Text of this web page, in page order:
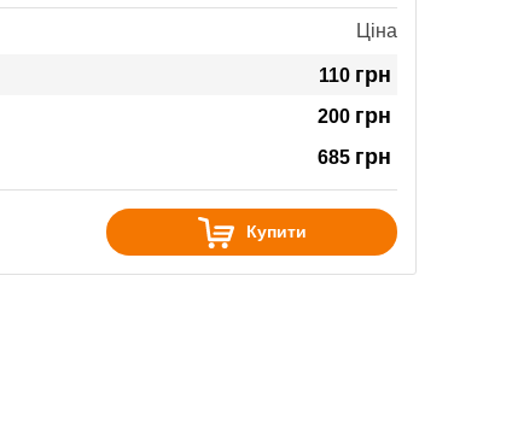
Ціна
110 грн
200 грн
685 грн
Купити